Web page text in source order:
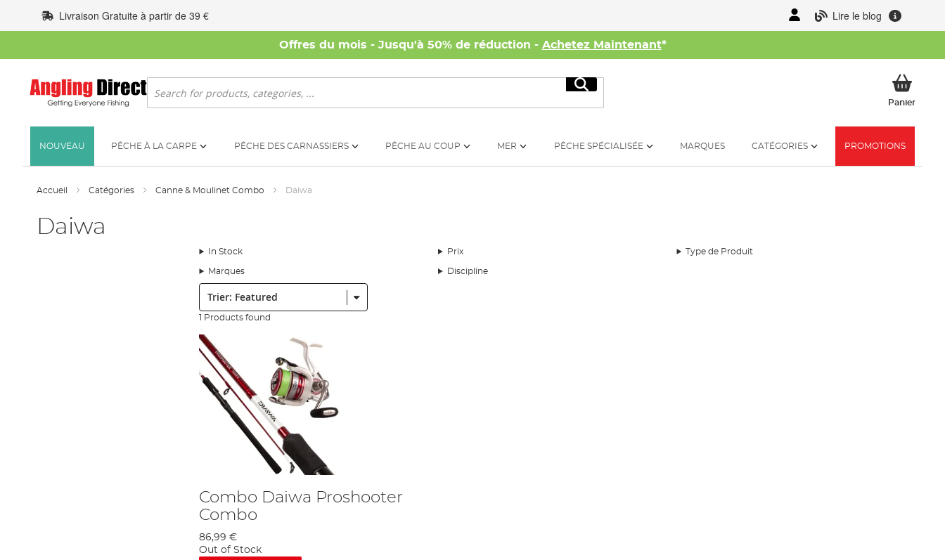
au
contenu
Lire le blog
Livraison Gratuite à partir de 39 €
Offres du mois - Jusqu'à 50% de réduction - Achetez Maintenant*
Rechercher
Rechercher
PanierMon
NOUVEAU PÊCHE À LA CARPE PÊCHE DES CARNASSIERS PÊCHE AU COUP MER PÊCHE SPÉCIALISÉE MARQUES CATÉGORIES PROMOTIONS
Accueil Catégories Canne & Moulinet Combo Daiwa
Daiwa
In Stock Prix Type de Produit
Marques Discipline
Trier:
1 Products found
Combo Daiwa Proshooter
Combo
86,99 €
Out of Stock